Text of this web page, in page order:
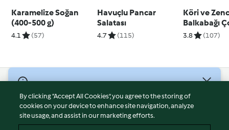
Karamelize Soğan
(400-500 g)
4.1 (57)
Havuçlu Pancar
Salatası
4.7 (115)
Köri ve
Balkabağı
3.8 (107)
Hizmet Koşulları
Gizlilik Politikası
By clicking “Accept All Cookies”, you agree to the storing of
cookies on your device to enhance site navigation, analyze
site usage, and assist in our marketing efforts.